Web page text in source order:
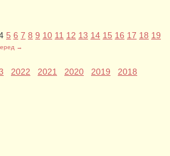
5 6 7 8 9 10 11 12 13 14 15 16 17 18 19
→
2022 2021 2020 2019
2018